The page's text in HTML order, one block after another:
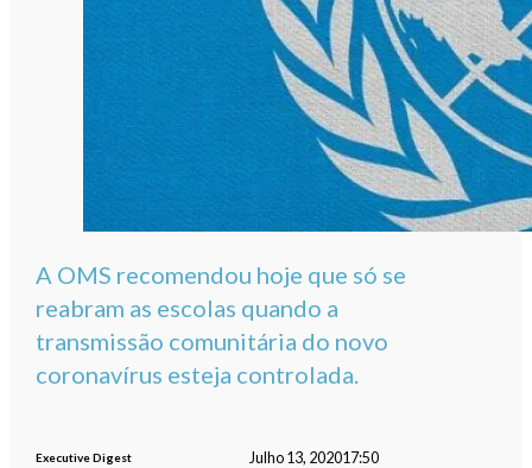
A OMS recomendou hoje que só se
reabram as escolas quando a
transmissão comunitária do novo
coronavírus esteja controlada.
Executive Digest Julho 13, 202017:50